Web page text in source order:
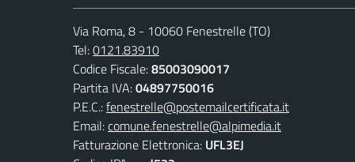
Via Roma, 8 - 10060 Fenestrelle (TO)
Tel:0121.83910
Codice Fiscale:85003090017
Partita IVA:04897750016
P.E.C.:fenestrelle@postemailcertificata.it
Email:comune.fenestrelle@alpimedia.it
Fatturazione Elettronica: UFL3EJ